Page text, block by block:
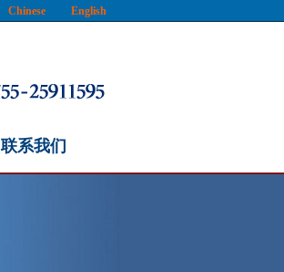
Chinese English
联系我们